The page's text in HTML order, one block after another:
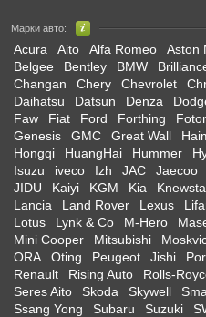
Марки авто:
Acura Aito Alfa Romeo Aston
Belgee
Bentley BMW
Changan
Chery Chevrolet
Daihatsu
Datsun Denza
Faw
Fiat Ford Forthing
Genesis
GMC Great Wall
Hongqi
HuangHai Hummer
Isuzu
iveco Izh JAC Jaecoo
JIDU
Kaiyi KGM Kia
Lancia
Land Rover Lexus
Lotus
Lynk & Co M-Hero
Mini Cooper
Mitsubishi
ORA
Oting Peugeot Jishi
Renault
Rising Auto Rolls-
Seres Aito
Skoda Skywell
Ssang Yong
Subaru Suzuki